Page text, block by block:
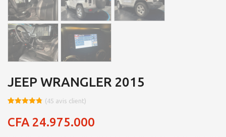
JEEP WRANGLER 2015
sur 5
basé sur
(45 avis client)
CFA 24.975.000